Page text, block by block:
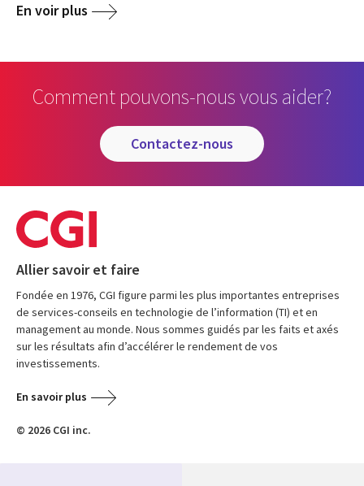
En voir plus
Comment pouvons-nous vous aider?
contactez-nous
Allier savoir et faire
Fondée en 1976, CGI figure parmi les plus importantes entreprises
de services-conseils en technologie de l’information (TI) et en
management au monde. Nous sommes guidés par les faits et axés
sur les résultats afin d’accélérer le rendement de vos
investissements.
En savoir plus
© 2026 CGI inc.